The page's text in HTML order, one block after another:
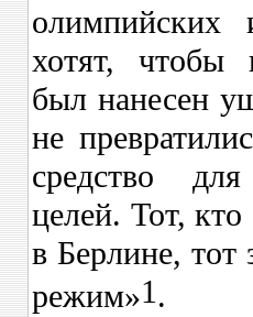
олимпийских
хотят, чтобы
был нанесен
не
средство
целей. Тот,
в Берлине,
режим»1.